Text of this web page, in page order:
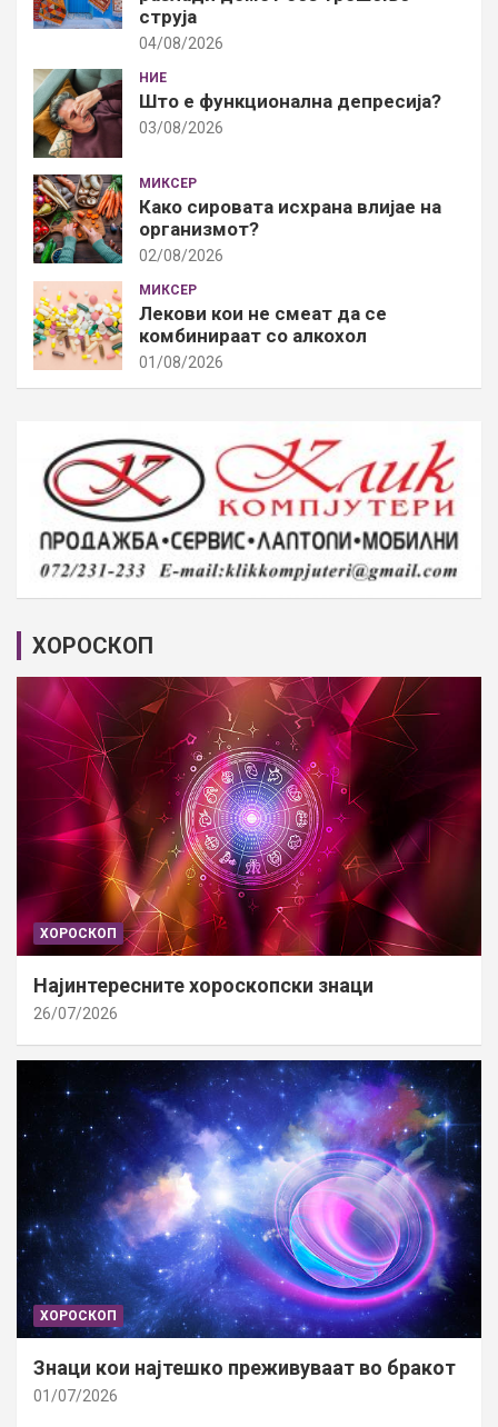
струја
04/08/2026
НИЕ
Што е функционална депресија?
03/08/2026
МИКСЕР
Како сировата исхрана влијае на
организмот?
02/08/2026
МИКСЕР
Лекови кои не смеат да се
комбинираат со алкохол
01/08/2026
ХОРОСКОП
ХОРОСКОП
Најинтересните хороскопски знаци
26/07/2026
ХОРОСКОП
Знаци кои најтешко преживуваат во бракот
01/07/2026